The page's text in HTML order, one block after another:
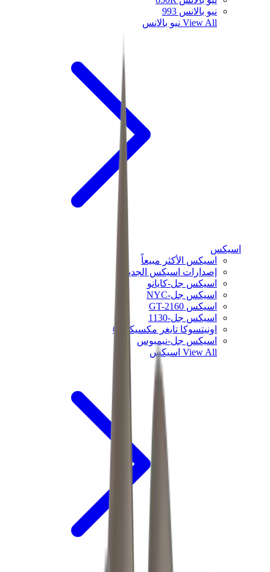
نيو بالانس 993
View All نيو بالانس
اسيكس
اسيكس الأكثر مبيعاً
إصدارات اسيكس الجديدة
اسيكس جل-كايانو
اسيكس جل-NYC
اسيكس GT-2160
اسيكس جل-1130
اونيتسوكا تايغر مكسيكو 66
اسيكس جل-نيمبوس
View All اسيكس